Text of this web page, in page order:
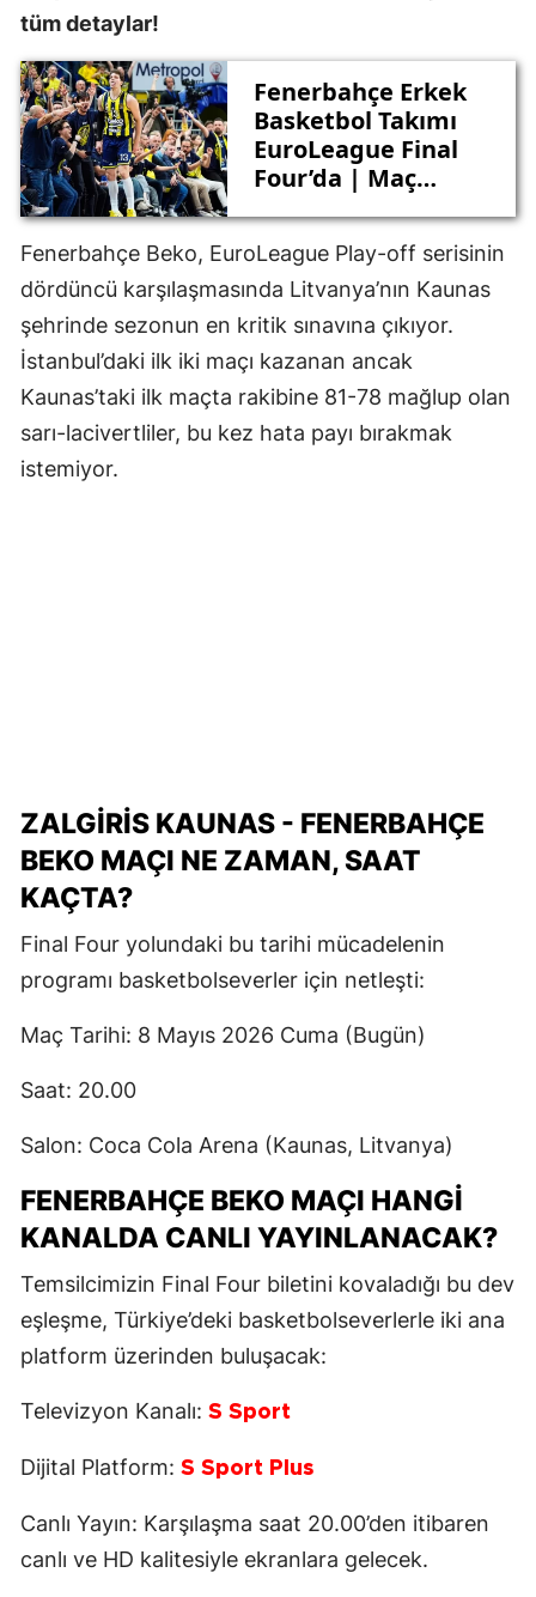
tüm detaylar!
Fenerbahçe Erkek
Basketbol Takımı
EuroLeague Final
Four’da | Maç
Fenerbahçe Beko, EuroLeague Play-off serisinin
dördüncü karşılaşmasında Litvanya’nın Kaunas
şehrinde sezonun en kritik sınavına çıkıyor.
İstanbul’daki ilk iki maçı kazanan ancak
Kaunas’taki ilk maçta rakibine 81-78 mağlup olan
sarı-lacivertliler, bu kez hata payı bırakmak
istemiyor.
ZALGIRIS KAUNAS - FENERBAHÇE
BEKO MAÇI NE ZAMAN, SAAT
KAÇTA?
Final Four yolundaki bu tarihi mücadelenin
programı basketbolseverler için netleşti:
Maç Tarihi: 8 Mayıs 2026 Cuma (Bugün)
Saat: 20.00
Salon: Coca Cola Arena (Kaunas, Litvanya)
FENERBAHÇE BEKO MAÇI HANGI
KANALDA CANLI YAYINLANACAK?
Temsilcimizin Final Four biletini kovaladığı bu dev
eşleşme, Türkiye’deki basketbolseverlerle iki ana
platform üzerinden buluşacak:
Televizyon Kanalı: S Sport
Dijital Platform: S Sport Plus
Canlı Yayın: Karşılaşma saat 20.00’den itibaren
canlı ve HD kalitesiyle ekranlara gelecek.